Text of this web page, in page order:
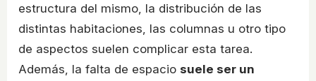
estructura del mismo, la distribución de las
distintas habitaciones, las columnas u otro tipo
de aspectos suelen complicar esta tarea.
Además, la falta de espacio suele ser un